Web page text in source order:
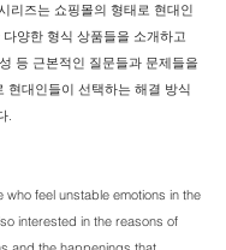
리즈는 쇼핑몰의 형태로 현대인
다양한 형식 상품들을 소개하고
등 근본적인 질문들과 문제들을
현대인들이 선택하는 해결 방식
.
who feel unstable emotions in the
interested in the reasons of